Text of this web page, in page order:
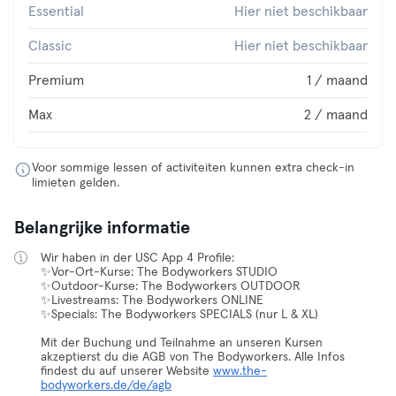
Essential Hier niet beschikbaar
Classic Hier niet beschikbaar
Premium 1 / maand
Max 2 / maand
Voor sommige lessen of activiteiten kunnen extra check-in
limieten gelden.
Belangrijke informatie
Wir haben in der USC App 4 Profile:
✨Vor-Ort-Kurse: The Bodyworkers STUDIO
✨Outdoor-Kurse: The Bodyworkers OUTDOOR
✨Livestreams: The Bodyworkers ONLINE
✨Specials: The Bodyworkers SPECIALS (nur L & XL)
Mit der Buchung und Teilnahme an unseren Kursen
akzeptierst du die AGB von The Bodyworkers. Alle Infos
findest du auf unserer Website www.the-
bodyworkers.de/de/agb